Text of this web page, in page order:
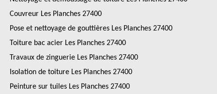
Couvreur Les Planches 27400
Pose et nettoyage de gouttières Les Planches 27400
Toiture bac acier Les Planches 27400
Travaux de zinguerie Les Planches 27400
Isolation de toiture Les Planches 27400
Peinture sur tuiles Les Planches 27400